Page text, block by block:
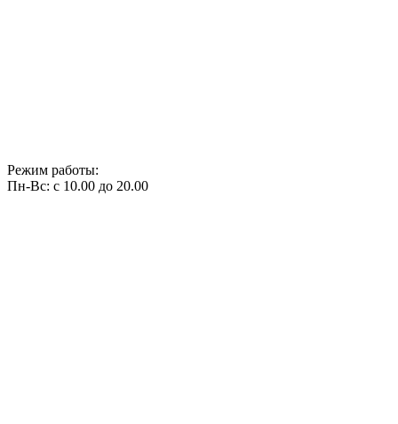
Режим работы:
Пн-Вс: с 10.00 до 20.00